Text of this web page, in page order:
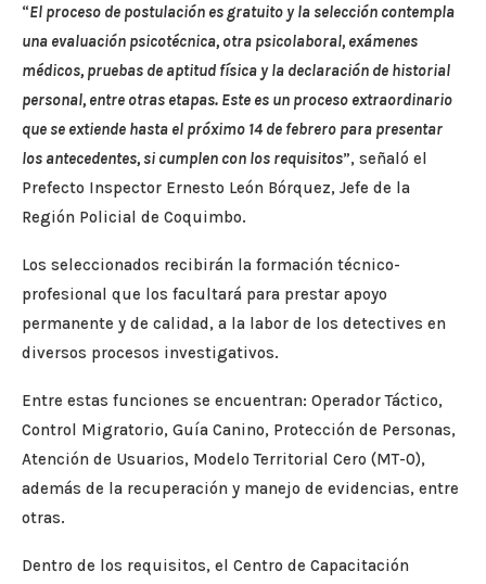
“El proceso de postulación es gratuito y la selección contempla
una evaluación psicotécnica, otra psicolaboral, exámenes
médicos, pruebas de aptitud física y la declaración de historial
personal, entre otras etapas. Este es un proceso extraordinario
que se extiende hasta el próximo 14 de febrero para presentar
los antecedentes, si cumplen con los requisitos”, señaló el
Prefecto Inspector Ernesto León Bórquez, Jefe de la
Región Policial de Coquimbo.
Los seleccionados recibirán la formación técnico-
profesional que los facultará para prestar apoyo
permanente y de calidad, a la labor de los detectives en
diversos procesos investigativos.
Entre estas funciones se encuentran: Operador Táctico,
Control Migratorio, Guía Canino, Protección de Personas,
Atención de Usuarios, Modelo Territorial Cero (MT-0),
además de la recuperación y manejo de evidencias, entre
otras.
Dentro de los requisitos, el Centro de Capacitación